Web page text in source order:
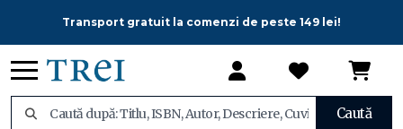
Transport gratuit la comenzi de peste 149 lei!
Caută